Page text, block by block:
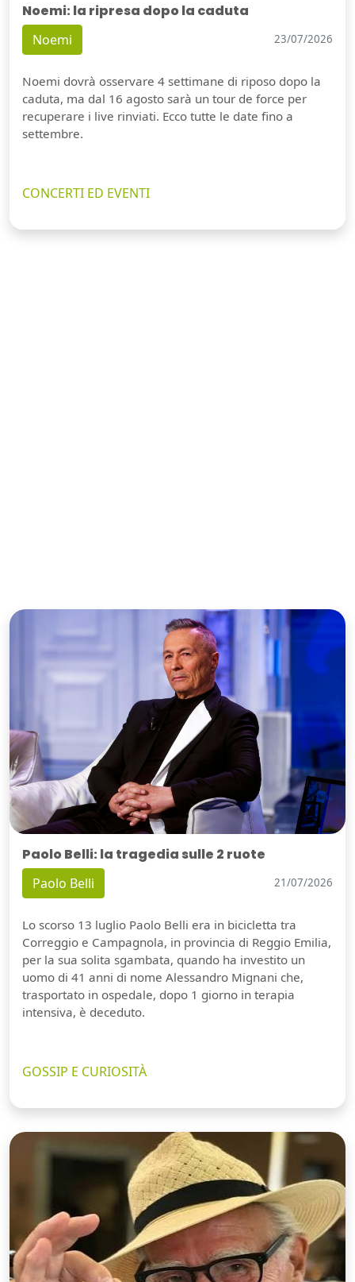
Noemi: la ripresa dopo la caduta
Noemi 23/07/2026
Noemi dovrà osservare 4 settimane di riposo dopo la
caduta, ma dal 16 agosto sarà un tour de force per
recuperare i live rinviati. Ecco tutte le date fino a
settembre.
CONCERTI ED EVENTI
Paolo Belli: la tragedia sulle 2 ruote
Paolo Belli 21/07/2026
Lo scorso 13 luglio Paolo Belli era in bicicletta tra
Correggio e Campagnola, in provincia di Reggio Emilia,
per la sua solita sgambata, quando ha investito un
uomo di 41 anni di nome Alessandro Mignani che,
trasportato in ospedale, dopo 1 giorno in terapia
intensiva, è deceduto.
GOSSIP E CURIOSITÀ